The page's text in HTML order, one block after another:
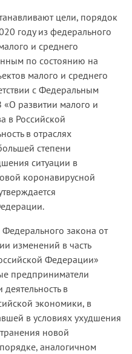
цели, порядок
году из федерального
и среднего
по состоянию на
малого и среднего
с Федеральным
развитии малого и
в Российской
в отраслях
степени
ситуации в
коронавирусной
Федерального закона от
изменений в часть
Федерации»
предприниматели
в
экономики, в
в условиях ухудшения
новой
аналогичном